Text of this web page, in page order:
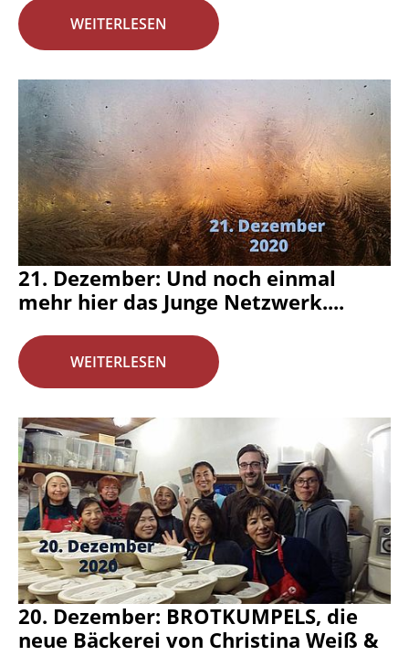
WEITERLESEN
21. Dezember: Und noch einmal
mehr hier das Junge Netzwerk....
WEITERLESEN
20. Dezember: BROTKUMPELS, die
neue Bäckerei von Christina Weiß &